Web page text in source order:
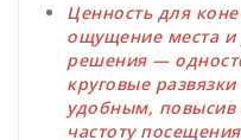
Ценность для
ощущение места и
решения —
круговые
удобным, повысив
частоту